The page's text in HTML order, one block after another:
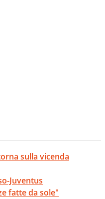
sulla vicenda
Juventus
fatte da sole"